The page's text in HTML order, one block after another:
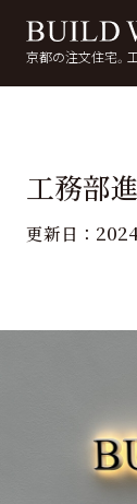
京都の注文住宅。
工務部
更新日：